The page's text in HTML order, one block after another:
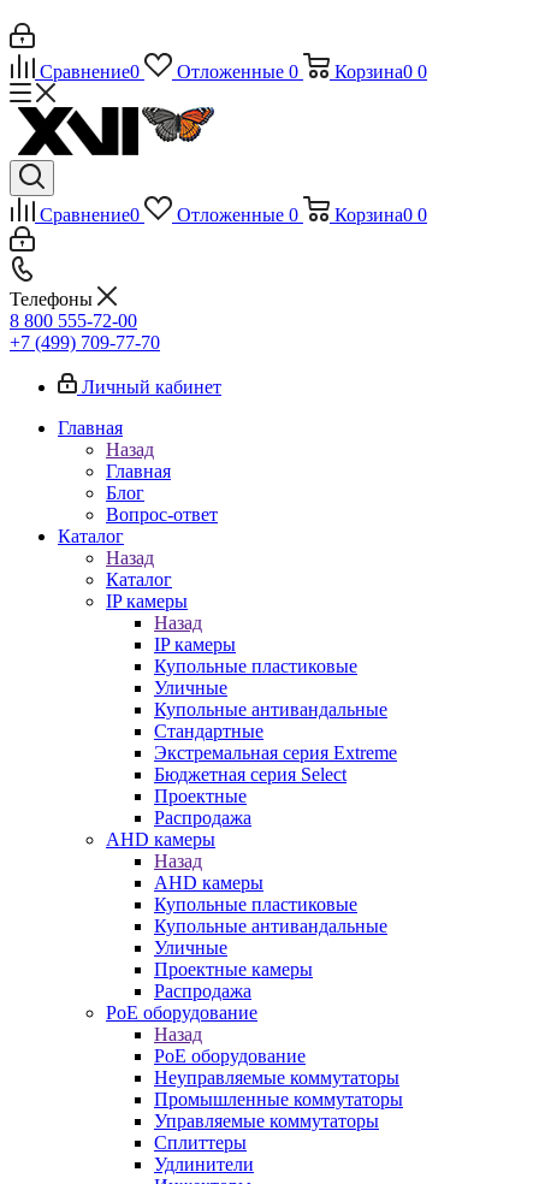
Сравнение0 Отложенные 0 Корзина0 0
Сравнение0 Отложенные 0 Корзина0 0
Телефоны
8 800 555-72-00
+7 (499) 709-77-70
Личный кабинет
Главная
Назад
Главная
Блог
Вопрос-ответ
Каталог
Назад
Каталог
IP камеры
Назад
IP камеры
Купольные пластиковые
Уличные
Купольные антивандальные
Стандартные
Экстремальная серия Extreme
Бюджетная серия Select
Проектные
Распродажа
AHD камеры
Назад
AHD камеры
Купольные пластиковые
Купольные антивандальные
Уличные
Проектные камеры
Распродажа
PoE оборудование
Назад
PoE оборудование
Неуправляемые коммутаторы
Промышленные коммутаторы
Управляемые коммутаторы
Сплиттеры
Удлинители